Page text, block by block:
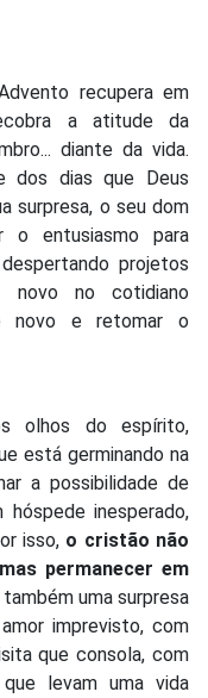
recupera em
a atitude da
diante da vida.
dos dias que Deus
surpresa, o seu dom
o entusiasmo para
projetos
novo no cotidiano
novo e retomar o
olhos do espírito,
está germinando na
a possibilidade de
inesperado,
isso, o cristão não
permanecer em
uma surpresa
imprevisto, com
que consola, com
levam uma vida